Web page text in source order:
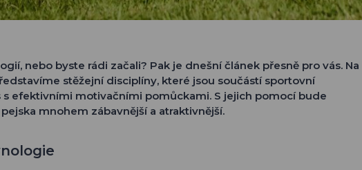
nebo byste rádi začali? Pak je dnešní článek přesně pro vás. Na
stěžejní disciplíny, které jsou součástí sportovní
s efektivními motivačními pomůckami. S jejich pomocí bude
mnohem zábavnější a atraktivnější.